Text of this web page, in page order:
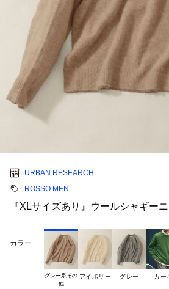
URBAN RESEARCH
ROSSO MEN
『XLサイズあり』ウールシャギーニ
カラー
グレー系その
他
アイボリー グレー カー